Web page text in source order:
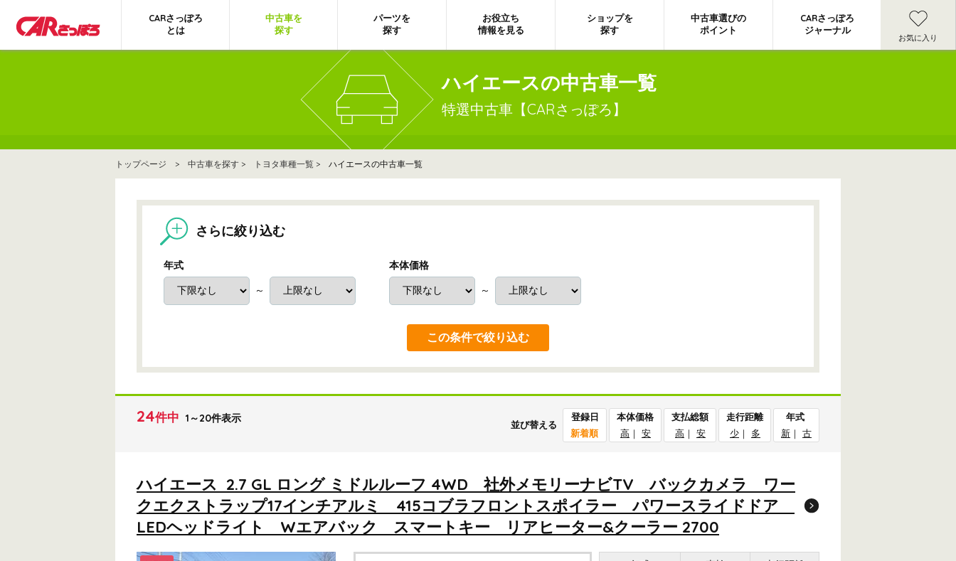
CARさっぽろ
とは
中古車を
探す
パーツを
探す
お役立ち
情報を見る
ショップを
探す
中古車選びの
ポイント
CARさっぽろ
ジャーナル
お気に入り
ハイエースの中古車一覧
特選中古車【CARさっぽろ】
トップページ > 中古車を探す > トヨタ車種一覧 > ハイエースの中古車一覧
さらに絞り込む
年式
～
本体価格
～
この条件で絞り込む
24件中 1～20件表示 並び替える
登録日
新着順
本体価格
高 ｜ 安
支払総額
高 ｜ 安
走行距離
少 ｜ 多
年式
新 ｜ 古
ハイエース 2.7 GL ロング ミドルルーフ 4WD 社外メモリーナビTV バックカメラ ワー
クエクストラップ17インチアルミ 415コブラフロントスポイラー パワースライドドア
LEDヘッドライト Wエアバック スマートキー リアヒーター&クーラー 2700